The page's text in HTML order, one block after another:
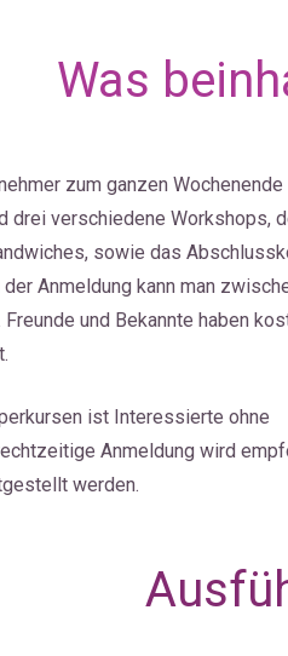
Was
zum ganzen Wochenende
drei verschiedene Workshops,
sowie das
Anmeldung kann man
und Bekannte haben
ist Interessierte ohne
Anmeldung wird
werden.